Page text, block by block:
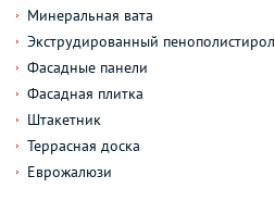
Минеральная вата
Экструдированный пенополистирол
Фасадные панели
Фасадная плитка
Штакетник
Террасная доска
Еврожалюзи